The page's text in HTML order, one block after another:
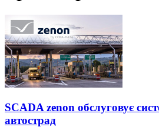
SCADA zenon обслуговує
автострад